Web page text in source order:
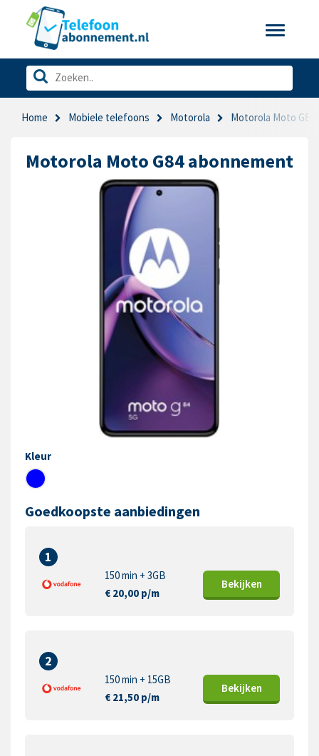
Toggle
Home Mobiele telefoons Motorola Motorola Moto G84
Motorola Moto G84 abonnement
Kleur
Goedkoopste aanbiedingen
1
150 min + 3GB
€ 20,00 p/m
Bekijken
2
150 min + 15GB
€ 21,50 p/m
Bekijken